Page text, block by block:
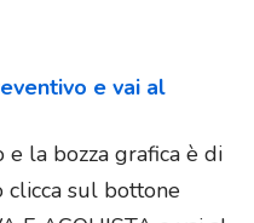
e vai al
la bozza grafica è di
sul bottone